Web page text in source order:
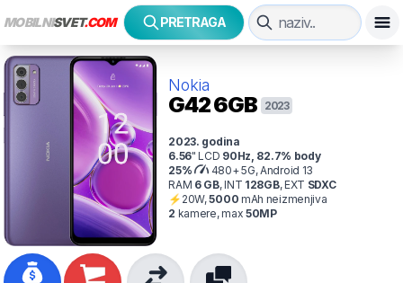
MOBILNISVET.COM PRETRAGA
Nokia
G426GB 2023
2023. godina
6.56" LCD 90Hz 82.7% body
25%
480+ 5G, Android 13
RAM 6GB,INT 128GB,EXT SDXC
⚡ 20W,5000 mAh neizmenjiva
2 kamere, max 50MP